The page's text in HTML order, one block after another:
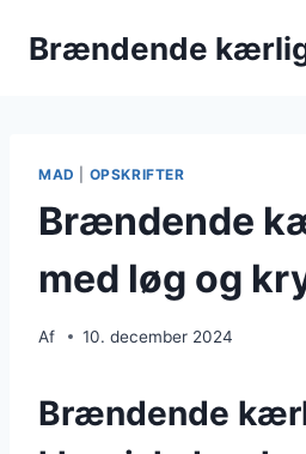
Brændende
MAD OPSKRIFTER
Brændende
med løg og
Af 10. december 2024
Brændende